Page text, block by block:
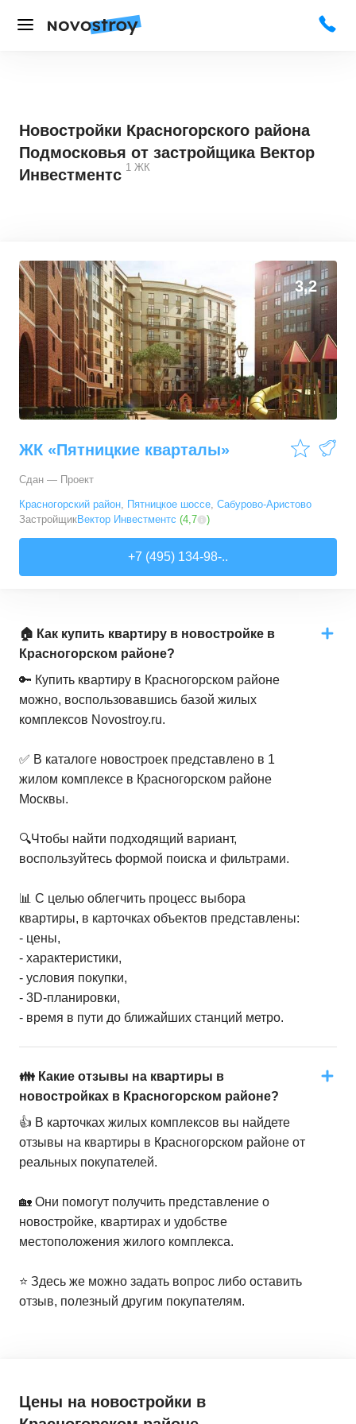
Новостройки Красногорского района
Подмосковья от застройщика Вектор
Инвестментс 1 ЖК
3,2
ЖК «Пятницкие кварталы»
Сдан — Проект
Красногорский район, Пятницкое шоссе, Сабурово-Аристово
ЗастройщикВектор Инвестментс (4,7 )
+7 (495) 134-98-..
🏠 Как купить квартиру в новостройке в
Красногорском районе?
🔑 Купить квартиру в Красногорском районе
можно, воспользовавшись базой жилых
комплексов Novostroy.ru.
✅ В каталоге новостроек представлено в 1
жилом комплексе в Красногорском районе
Москвы.
🔍Чтобы найти подходящий вариант,
воспользуйтесь формой поиска и фильтрами.
📊 С целью облегчить процесс выбора
квартиры, в карточках объектов представлены:
- цены,
- характеристики,
- условия покупки,
- 3D-планировки,
- время в пути до ближайших станций метро.
👪 Какие отзывы на квартиры в
новостройках в Красногорском районе?
👍 В карточках жилых комплексов вы найдете
отзывы на квартиры в Красногорском районе от
реальных покупателей.
🏡 Они помогут получить представление о
новостройке, квартирах и удобстве
местоположения жилого комплекса.
⭐️ Здесь же можно задать вопрос либо оставить
отзыв, полезный другим покупателям.
Цены на новостройки в